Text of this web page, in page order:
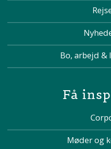
Bo, arbejd &
Få
Møder og